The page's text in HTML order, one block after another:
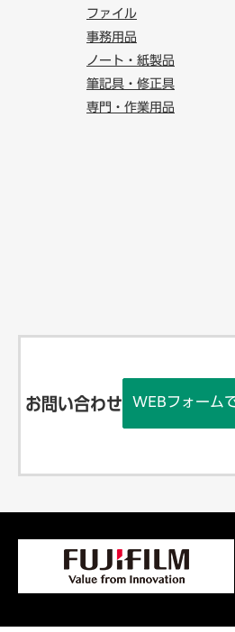
ファイル
事務用品
ノート・紙製品
筆記具・修正具
専門・作業用品
お問い合わせ WEBフォーム